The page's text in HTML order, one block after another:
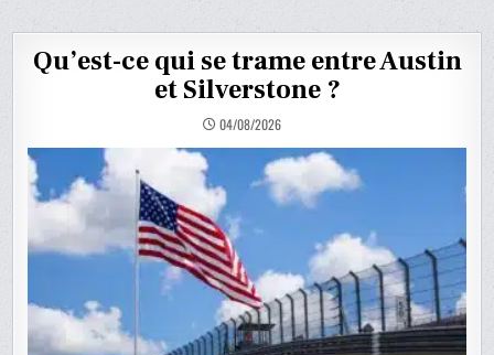
Qu’est-ce qui se trame entre Austin
et Silverstone ?
04/08/2026